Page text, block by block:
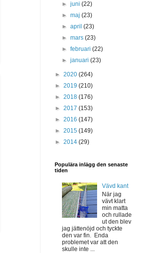
►juni(22)
►maj(23)
►april(23)
►mars(23)
►februari(22)
►januari(23)
► 2020 (264)
► 2019 (210)
► 2018 (176)
► 2017 (153)
► 2016 (147)
► 2015 (149)
► 2014 (29)
Populära inlägg den senaste
tiden
Vävd kant
När jag
vävt klart
min matta
och rullade
ut den blev
jag jättenöjd och tyckte
den var fin. Enda
problemet var att den
skulle inte ...